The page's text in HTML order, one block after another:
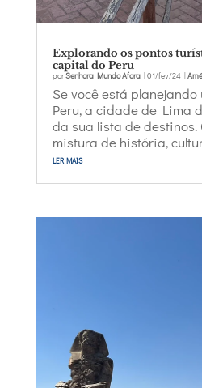
Explorando os pontos
capital do Peru
porSenhora Mundo Afora| 01/fev/24|
Se você está
Peru, a cidade de Lima
da sua lista de destinos.
mistura de história,
ler mais